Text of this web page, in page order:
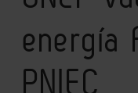
energía
PNIEC